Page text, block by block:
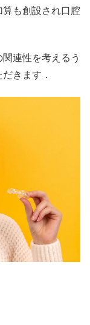
算も創設され口腔
連性を考えるう
きます．